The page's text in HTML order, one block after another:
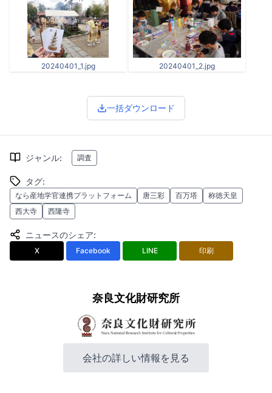
20240401_1.jpg 20240401_2.jpg
一括ダウンロード
ジャンル: 調査
タグ:
なら産地学官連携プラットフォーム 唐三彩 百万塔
称徳天皇
西大寺
西隆寺
ニュースのシェア:
X Facebook LINE 印刷
奈良文化財研究所
会社の詳しい情報を見る